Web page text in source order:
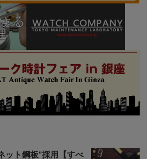
ット鋼板”採用【すべ